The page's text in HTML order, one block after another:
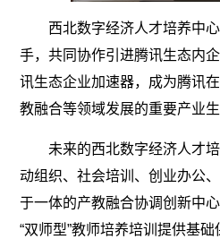
西北数字经济人才培养中
手，共同协作引进腾讯生态内
讯生态企业加速器，成为腾讯
教融合等领域发展的重要产业生
未来的西北数字经济人才
动组织、社会培训、创业办公
于一体的产教融合协调创新中
“双师型”教师培养培训提供基